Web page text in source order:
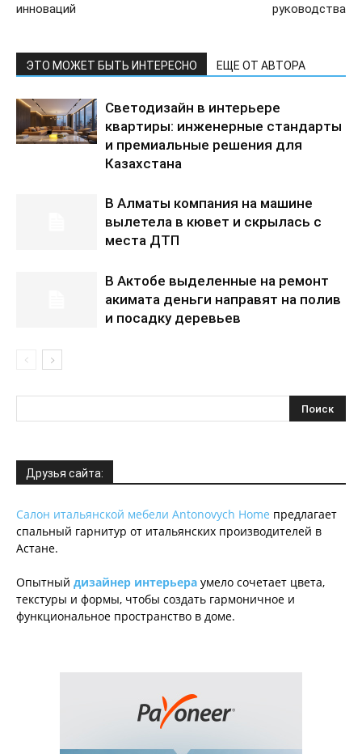
инноваций
руководства
ЭТО МОЖЕТ БЫТЬ ИНТЕРЕСНО ЕЩЕ ОТ АВТОРА
Светодизайн в интерьере
квартиры: инженерные стандарты
и премиальные решения для
Казахстана
В Алматы компания на машине
вылетела в кювет и скрылась с
места ДТП
В Актобе выделенные на ремонт
акимата деньги направят на полив
и посадку деревьев
Друзья сайта:
Салон итальянской мебели Antonovych Home предлагает
спальный гарнитур от итальянских производителей в
Астане.
Опытный дизайнер интерьера умело сочетает цвета,
текстуры и формы, чтобы создать гармоничное и
функциональное пространство в доме.